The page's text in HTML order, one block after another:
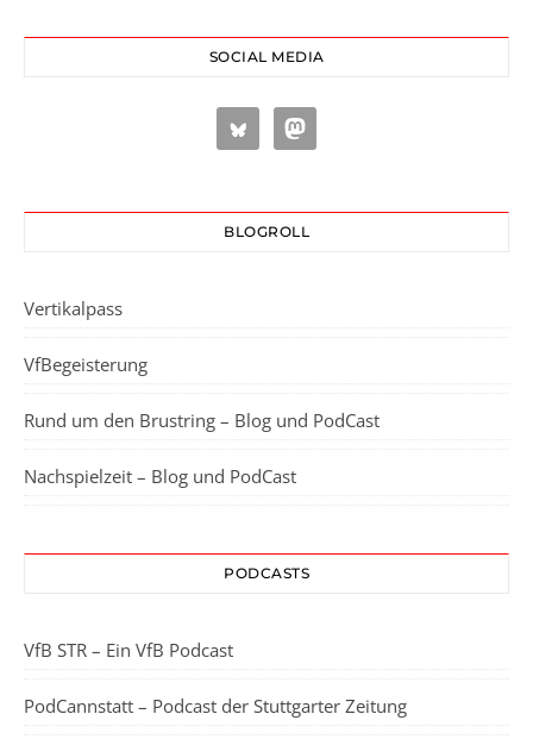
SOCIAL MEDIA
BLOGROLL
Vertikalpass
VfBegeisterung
Rund um den Brustring – Blog und PodCast
Nachspielzeit – Blog und PodCast
PODCASTS
VfB STR – Ein VfB Podcast
PodCannstatt – Podcast der Stuttgarter Zeitung